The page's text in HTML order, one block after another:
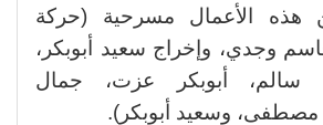
هذه الأعمال مسرحية (حركة
وجدي، وإخراج سعيد أبوبكر،
سالم، أبوبكر عزت، جمال
وسعيد أبوبكر).